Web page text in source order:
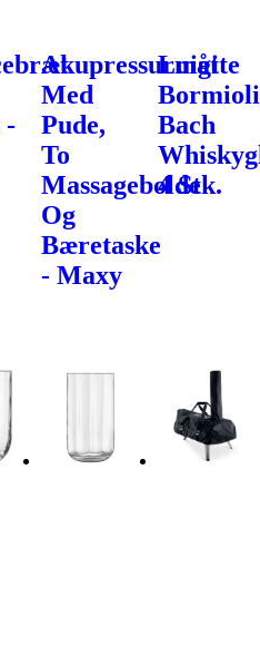
-
Akupressurmåtte
Med
Pude,
To
Massagebolde
Og
Bæretaske
- Maxy
Luigi
Bormioli
Bach
4 Stk.